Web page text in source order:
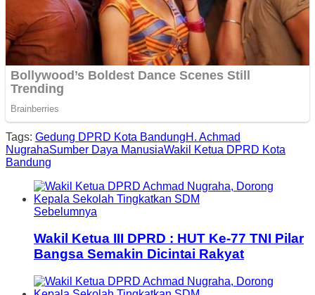
Tags: Gedung DPRD Kota BandungH. Achmad
NugrahaSumber Daya ManusiaWakil Ketua DPRD Kota
Bandung
Sebelumnya
Wakil Ketua III DPRD : HUT Ke-77 TNI Pilar
Bangsa Semakin Dicintai Rakyat